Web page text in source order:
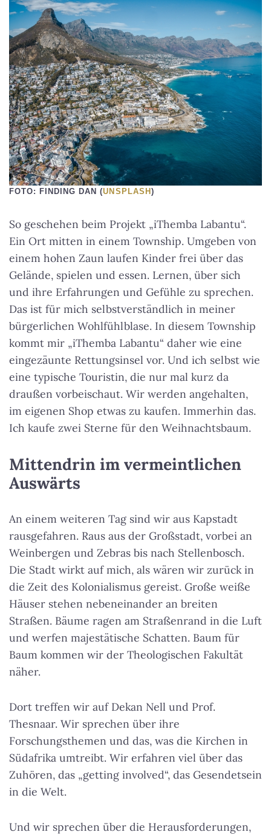
FOTO: FINDING DAN (UNSPLASH )
So geschehen beim Projekt „iThemba Labantu“.
Ein Ort mitten in einem Township. Umgeben von
einem hohen Zaun laufen Kinder frei über das
Gelände, spielen und essen. Lernen, über sich
und ihre Erfahrungen und Gefühle zu sprechen.
Das ist für mich selbstverständlich in meiner
bürgerlichen Wohlfühlblase. In diesem Township
kommt mir „iThemba Labantu“ daher wie eine
eingezäunte Rettungsinsel vor. Und ich selbst wie
eine typische Touristin, die nur mal kurz da
draußen vorbeischaut. Wir werden angehalten,
im eigenen Shop etwas zu kaufen. Immerhin das.
Ich kaufe zwei Sterne für den Weihnachtsbaum.
Mittendrin im vermeintlichen
Auswärts
An einem weiteren Tag sind wir aus Kapstadt
rausgefahren. Raus aus der Großstadt, vorbei an
Weinbergen und Zebras bis nach Stellenbosch.
Die Stadt wirkt auf mich, als wären wir zurück in
die Zeit des Kolonialismus gereist. Große weiße
Häuser stehen nebeneinander an breiten
Straßen. Bäume ragen am Straßenrand in die Luft
und werfen majestätische Schatten. Baum für
Baum kommen wir der Theologischen Fakultät
näher.
Dort treffen wir auf Dekan Nell und Prof.
Thesnaar. Wir sprechen über ihre
Forschungsthemen und das, was die Kirchen in
Südafrika umtreibt. Wir erfahren viel über das
Zuhören, das „getting involved“, das Gesendetsein
in die Welt.
Und wir sprechen über die Herausforderungen,